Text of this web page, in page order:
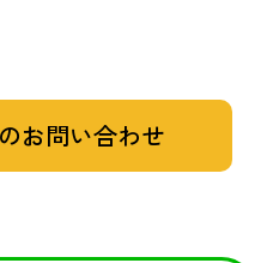
お問い合わせ